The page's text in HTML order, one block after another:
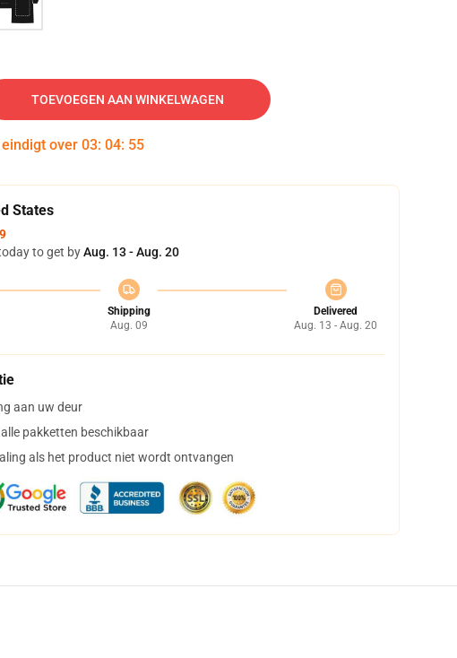
TOEVOEGEN AAN WINKELWAGEN
over 03: 04: 54
States
to get byAug. 13 - Aug. 20
Shipping
Aug. 09
Delivered
Aug. 13 - Aug. 20
aan uw deur
pakketten beschikbaar
als het product niet wordt ontvangen